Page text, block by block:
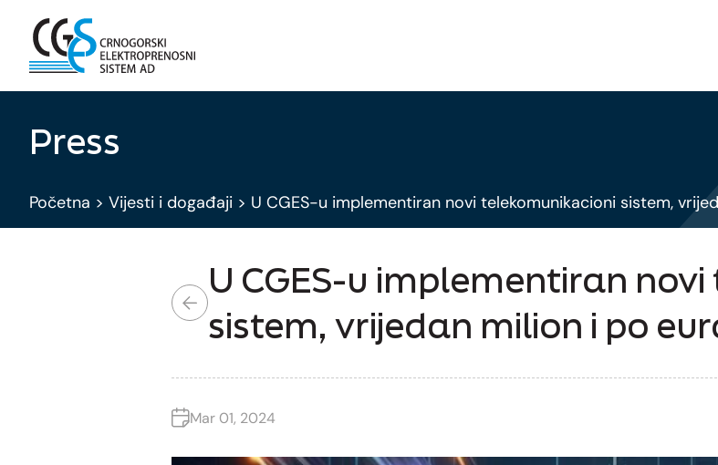
Press
Početna > Vijesti i događaji > U CGES-u implementiran novi telekomunikacioni sistem,
U CGES-u implementiran
sistem, vrijedan milion i po
Mar 01, 2024